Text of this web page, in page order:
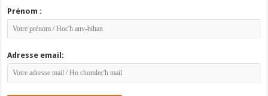
Prénom :
Adresse email: